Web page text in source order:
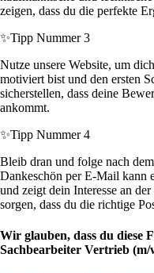
zeigen, dass du die perfekte
✨Tipp Nummer 3
Nutze unsere Website, um
motiviert bist und den ersten
sicherstellen, dass deine
ankommt.
✨Tipp Nummer 4
Bleib dran und folge nach
Dankeschön per E-Mail kann
und zeigt dein Interesse an
sorgen, dass du die richtige
Wir glauben, dass du diese
Sachbearbeiter Vertrieb